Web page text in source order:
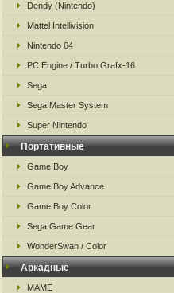
Dendy (Nintendo)
Mattel Intellivision
Nintendo 64
PC Engine / Turbo Grafx-16
Sega
Sega Master System
Super Nintendo
Портативные
Game Boy
Game Boy Advance
Game Boy Color
Sega Game Gear
WonderSwan / Color
Аркадные
MAME